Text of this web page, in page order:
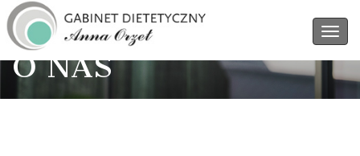
O NAS